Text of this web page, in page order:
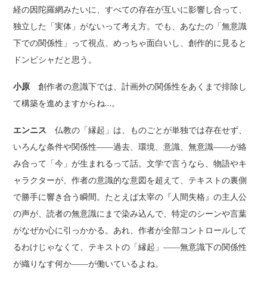
経の因陀羅網みたいに、すべての存在が互いに影響し合って、
独立した「実体」がないって考え方。でも、あなたの「無意識
下での関係性」って視点、めっちゃ面白いし、創作的に見ると
ドンピシャだと思う。
小原 創作者の意識下では、計画外の関係性をあくまで排除し
て構築を進めますからね…。
エンニス 仏教の「縁起」は、ものごとが単独では存在せず、
いろんな条件や関係性――過去、環境、意識、無意識――が絡
み合って「今」が生まれるって話。文学で言うなら、物語やキ
ャラクターが、作者の意識的な意図を超えて、テキストの裏側
で勝手に響き合う瞬間。たとえば太宰の『人間失格』の主人公
の声が、読者の無意識にまで染み込んで、特定のシーンや言葉
がなぜか心に引っかかる。あれ、作者が全部コントロールして
るわけじゃなくて、テキストの「縁起」――無意識下の関係性
が織りなす何か――が働いているよね。